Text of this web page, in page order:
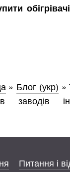
обігрівачі
» Блог (укр) »
заводів
Питання і